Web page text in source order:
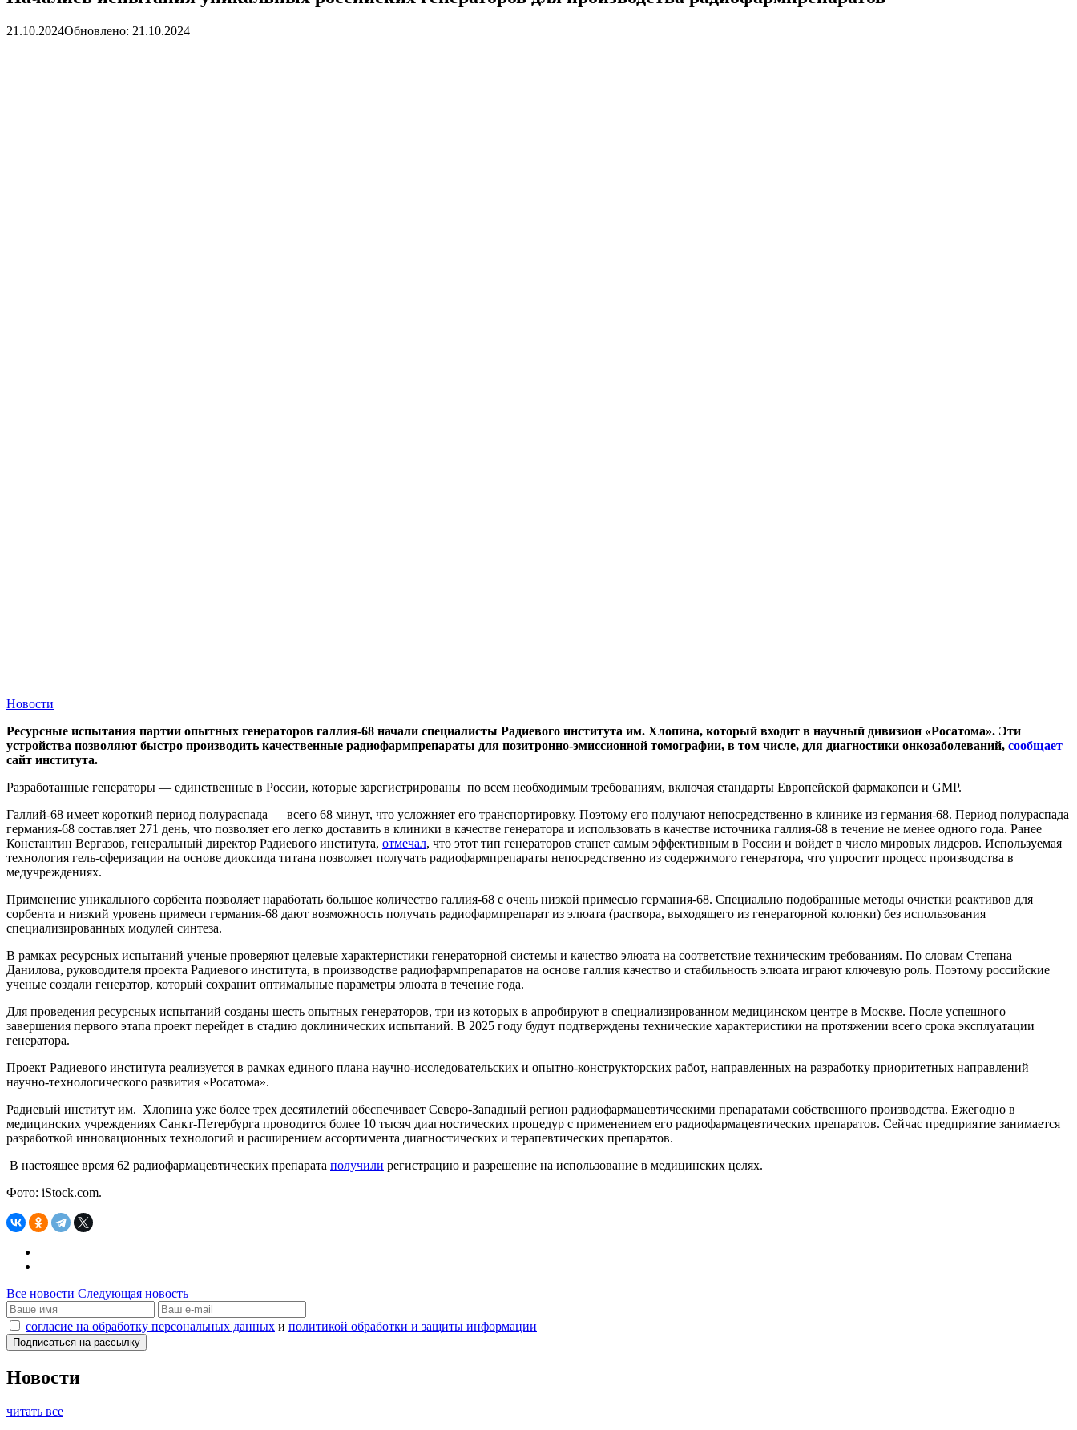
21.10.2024Обновлено: 21.10.2024
Новости
Ресурсные испытания партии опытных генераторов галлия-68 начали специалисты Радиевого института им. Хлопина, который входит в научный дивизион «Росатома». Эти
устройства позволяют быстро производить качественные радиофармпрепараты для позитронно-эмиссионной томографии, в том числе, для диагностики онкозаболеваний, сообщает
сайт института.
Разработанные генераторы — единственные в России, которые зарегистрированы по всем необходимым требованиям, включая стандарты Европейской фармакопеи и GMP.
Галлий-68 имеет короткий период полураспада — всего 68 минут, что усложняет его транспортировку. Поэтому его получают непосредственно в клинике из германия-68. Период полураспада
германия-68 составляет 271 день, что позволяет его легко доставить в клиники в качестве генератора и использовать в качестве источника галлия-68 в течение не менее одного года. Ранее
Константин Вергазов, генеральный директор Радиевого института, отмечал, что этот тип генераторов станет самым эффективным в России и войдет в число мировых лидеров. Используемая
технология гель-сферизации на основе диоксида титана позволяет получать радиофармпрепараты непосредственно из содержимого генератора, что упростит процесс производства в
медучреждениях.
Применение уникального сорбента позволяет наработать большое количество галлия-68 с очень низкой примесью германия-68. Специально подобранные методы очистки реактивов для
сорбента и низкий уровень примеси германия-68 дают возможность получать радиофармпрепарат из элюата (раствора, выходящего из генераторной колонки) без использования
специализированных модулей синтеза.
В рамках ресурсных испытаний ученые проверяют целевые характеристики генераторной системы и качество элюата на соответствие техническим требованиям. По словам Степана
Данилова, руководителя проекта Радиевого института, в производстве радиофармпрепаратов на основе галлия качество и стабильность элюата играют ключевую роль. Поэтому российские
ученые создали генератор, который сохранит оптимальные параметры элюата в течение года.
Для проведения ресурсных испытаний созданы шесть опытных генераторов, три из которых в апробируют в специализированном медицинском центре в Москве. После успешного
завершения первого этапа проект перейдет в стадию доклинических испытаний. В 2025 году будут подтверждены технические характеристики на протяжении всего срока эксплуатации
генератора.
Проект Радиевого института реализуется в рамках единого плана научно-исследовательских и опытно-конструкторских работ, направленных на разработку приоритетных направлений
научно-технологического развития «Росатома».
Радиевый институт им. Хлопина уже более трех десятилетий обеспечивает Северо-Западный регион радиофармацевтическими препаратами собственного производства. Ежегодно в
медицинских учреждениях Санкт-Петербурга проводится более 10 тысяч диагностических процедур с применением его радиофармацевтических препаратов. Сейчас предприятие занимается
разработкой инновационных технологий и расширением ассортимента диагностических и терапевтических препаратов.
В настоящее время 62 радиофармацевтических препарата получили регистрацию и разрешение на использование в медицинских целях.
Фото: iStock.com.
Все новости Следующая новость
согласие на обработку персональных данных и политикой обработки и защиты информации
Новости
читать все